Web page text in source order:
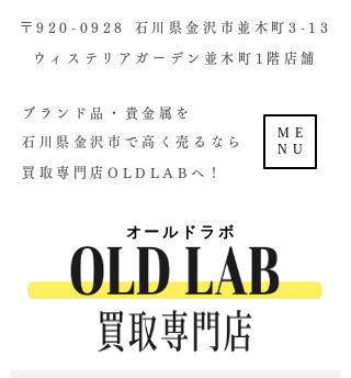
ME
NU
​〒920-0928 石川県金沢市並木町3-13
ウィステリアガーデン並木町1階店舗​
ブランド品・貴金属を
石川県金沢市で高く売るなら
買取専門店OLDLABへ！
オールドラボ